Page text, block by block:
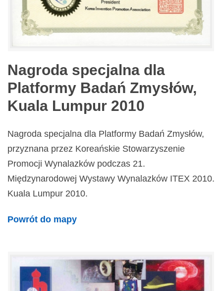
Nagroda specjalna dla
Platformy Badań Zmysłów,
Kuala Lumpur 2010
Nagroda specjalna dla Platformy Badań Zmysłów,
przyznana przez Koreańskie Stowarzyszenie
Promocji Wynalazków podczas 21.
Międzynarodowej Wystawy Wynalazków ITEX 2010.
Kuala Lumpur 2010.
Powrót do mapy